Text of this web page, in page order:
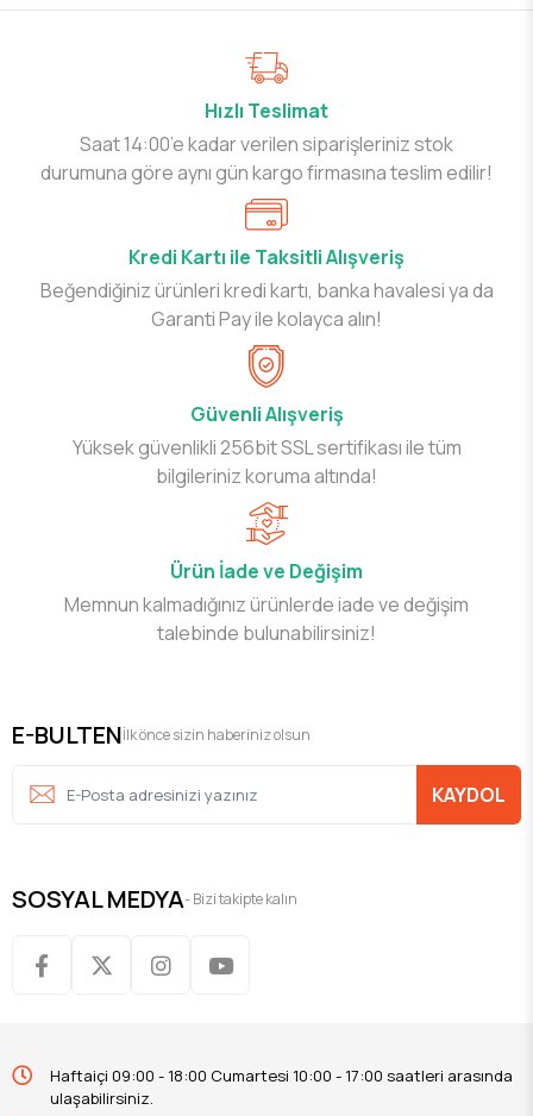
Hızlı Teslimat
Saat 14:00’e kadar verilen siparişleriniz stok
durumuna göre aynı gün kargo firmasına teslim edilir!
Kredi Kartı ile Taksitli Alışveriş
Beğendiğiniz ürünleri kredi kartı, banka havalesi ya da
Garanti Pay ile kolayca alın!
Güvenli Alışveriş
Yüksek güvenlikli 256bit SSL sertifikası ile tüm
bilgileriniz koruma altında!
Ürün İade ve Değişim
Memnun kalmadığınız ürünlerde iade ve değişim
talebinde bulunabilirsiniz!
E-BULTENİlk önce sizin haberiniz olsun
KAYDOL
SOSYAL MEDYA- Bizi takipte kalın
Haftaiçi 09:00 - 18:00 Cumartesi 10:00 - 17:00 saatleri arasında
ulaşabilirsiniz.